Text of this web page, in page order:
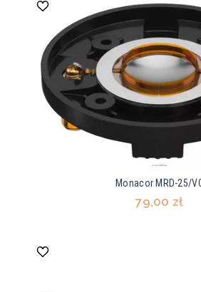
Monacor MRD-25/
79,00 zł